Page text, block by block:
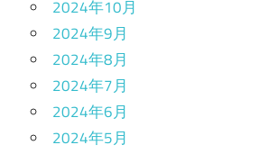
2024年10月
2024年9月
2024年8月
2024年7月
2024年6月
2024年5月